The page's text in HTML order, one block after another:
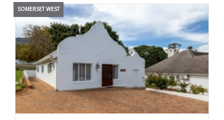
SOMERSET WEST